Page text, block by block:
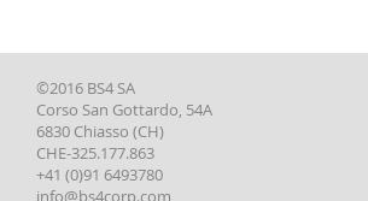
©2016 BS4 SA
Corso San Gottardo, 54A
6830 Chiasso (CH)
CHE-325.177.863
+41 (0)91 6493780
info@bs4corp.com